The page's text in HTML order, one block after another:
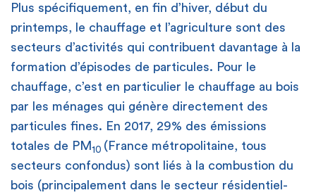
Plus spécifiquement, en fin d’hiver, début du
printemps, le chauffage et l’agriculture sont des
secteurs d’activités qui contribuent davantage à la
formation d’épisodes de particules. Pour le
chauffage, c’est en particulier le chauffage au bois
par les ménages qui génère directement des
particules fines. En 2017, 29% des émissions
totales de PM 10 (France métropolitaine, tous
secteurs confondus) sont liés à la combustion du
bois (principalement dans le secteur résidentiel-